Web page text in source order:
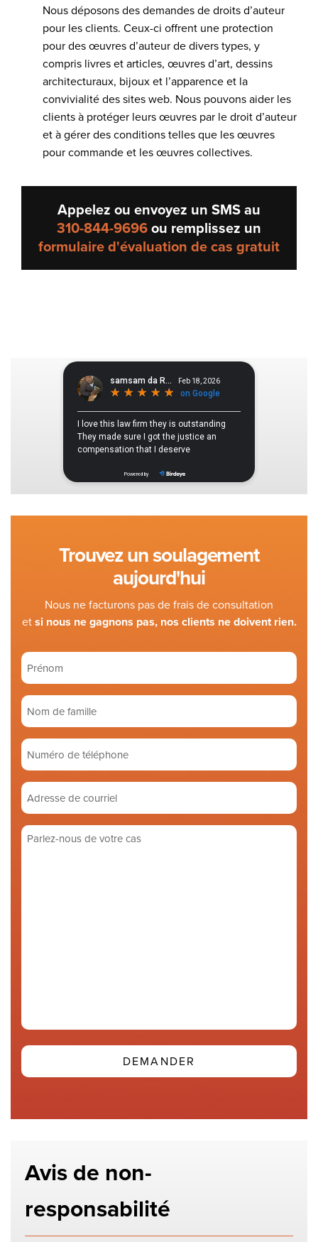
Nous déposons des demandes de droits d’auteur
pour les clients. Ceux-ci offrent une protection
pour des œuvres d’auteur de divers types, y
compris livres et articles, œuvres d’art, dessins
architecturaux, bijoux et l’apparence et la
convivialité des sites web. Nous pouvons aider les
clients à protéger leurs œuvres par le droit d’auteur
et à gérer des conditions telles que les œuvres
pour commande et les œuvres collectives.
Appelez ou envoyez un SMS au
310-844-9696ou remplissez un
formulaire d'évaluation de cas gratuit
Trouvez un soulagement
aujourd'hui
Nous ne facturons pas de frais de consultation
etsi nous ne gagnons pas, nos clients ne doivent rien.
Prénom
(Required)
Nom
de
famille
(Required)
Numéro
de
téléphone
Adresse
de
courriel
(Required)
Parlez-
Avis de non-
responsabilité